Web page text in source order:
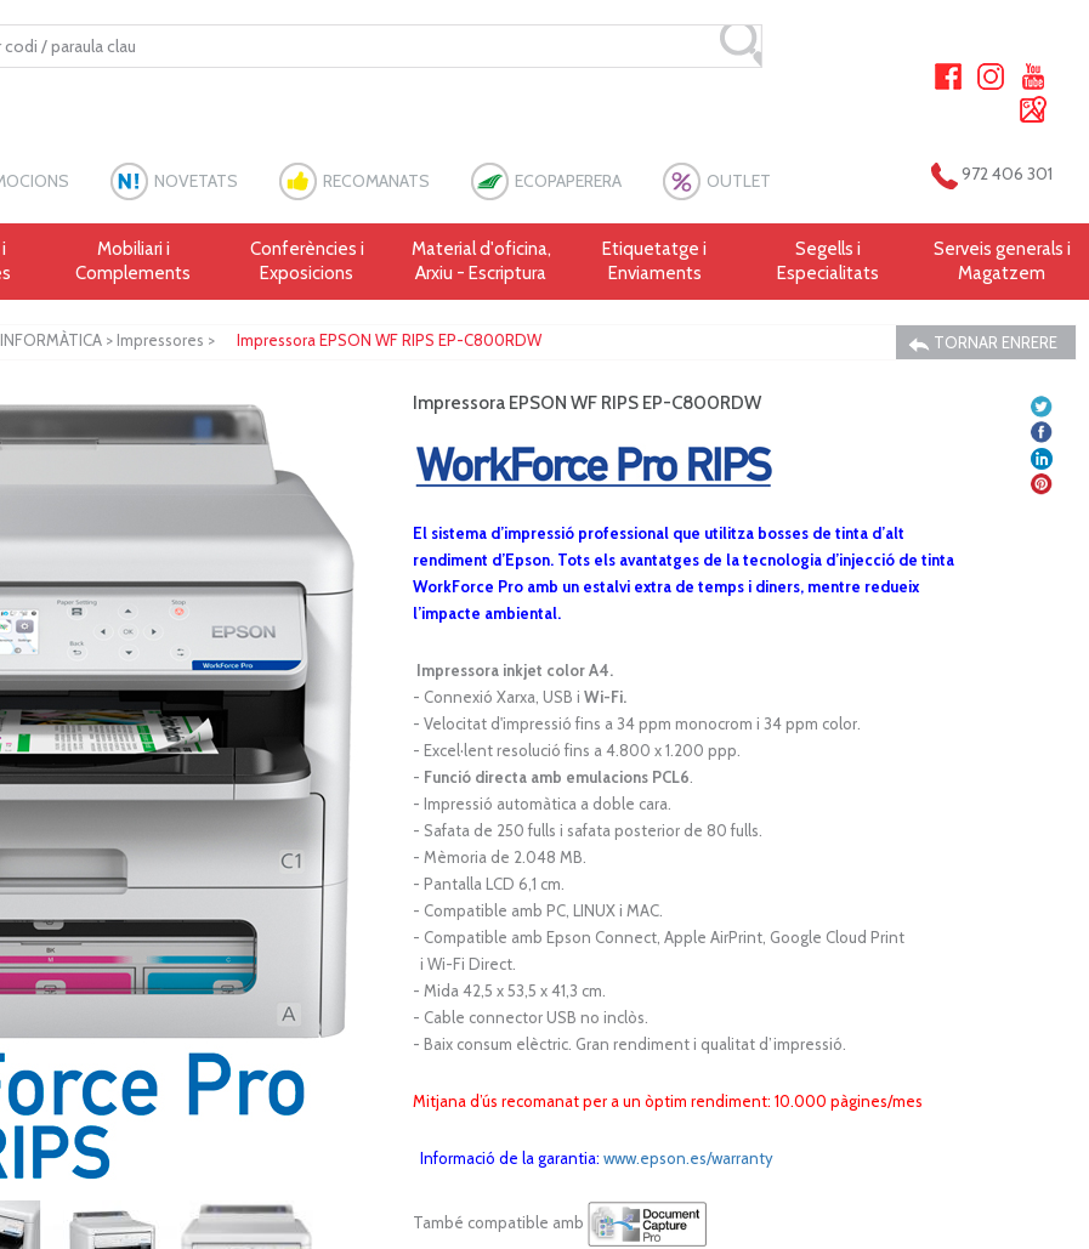
NOVETATS RECOMANATS ECOPAPERERA OUTLET 972 406 301
Mobiliari i
Complements
Conferències i
Exposicions
Material d'oficina,
Arxiu - Escriptura
Etiquetatge i
Enviaments
Segells i
Especialitats
Serveis generals i
Magatzem
INFORMÀTICA > Impressores > Impressora EPSON WF RIPS EP-C800RDW TORNAR ENRERE
Impressora EPSON WF RIPS EP-C800RDW
El sistema d’impressió professional que utilitza bosses de tinta d’alt
rendiment d’Epson. Tots els avantatges de la tecnologia d’injecció de tinta
WorkForce Pro amb un estalvi extra de temps i diners, mentre redueix
l’impacte ambiental.
Impressora inkjet color A4.
- Connexió Xarxa, USB i Wi-Fi.
- Velocitat d'impressió fins a 34 ppm monocrom i 34 ppm color.
- Excel·lent resolució fins a 4.800 x 1.200 ppp.
- Funció directa amb emulacions PCL6
- Impressió automàtica a doble cara.
- Safata de 250 fulls i safata posterior de 80 fulls.
- Mèmoria de 2.048 MB.
- Pantalla LCD 6,1 cm.
- Compatible amb PC, LINUX i MAC.
- Compatible amb Epson Connect, Apple AirPrint, Google Cloud Print
i Wi-Fi Direct.
- Mida 42,5 x 53,5 x 41,3 cm.
- Cable connector USB no inclòs.
- Baix consum elèctric. Gran rendiment i qualitat d’impressió.
Mitjana d’ús recomanat per a un òptim rendiment: 10.000 pàgines/mes
Informació de la garantia: www.epson.es/warranty
També compatible amb